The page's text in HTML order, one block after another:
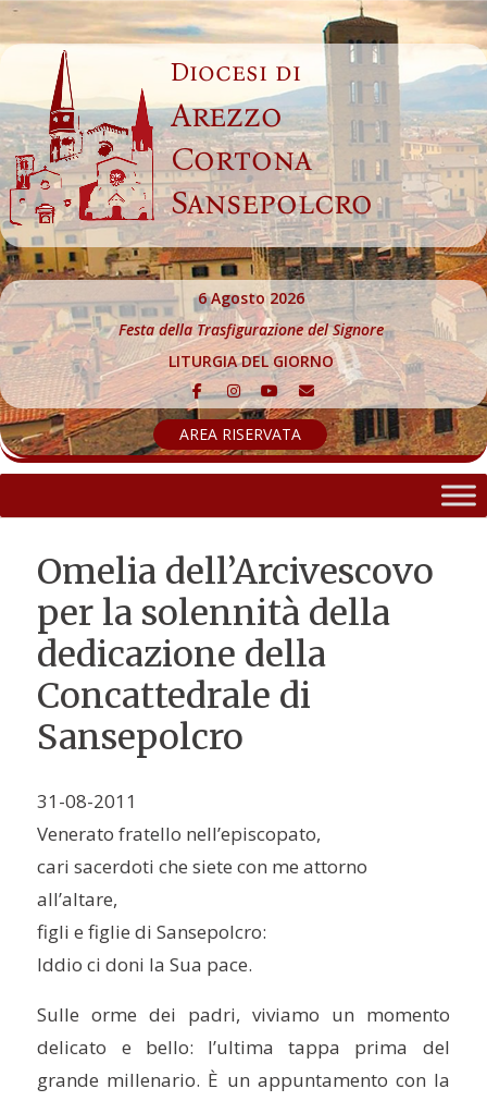
Skip
to
content
Diocesi di
Arezzo
Cortona
Sansepolcro
6 Agosto 2026
Festa della Trasfigurazione del Signore
LITURGIA DEL GIORNO
AREA RISERVATA
Omelia dell’Arcivescovo
per la solennità della
dedicazione della
Concattedrale di
Sansepolcro
31-08-2011
Venerato fratello nell’episcopato,
cari sacerdoti che siete con me attorno
all’altare,
figli e figlie di Sansepolcro:
Iddio ci doni la Sua pace.
Sulle orme dei padri, viviamo un momento
delicato e bello: l’ultima tappa prima del
grande millenario. È un appuntamento con la